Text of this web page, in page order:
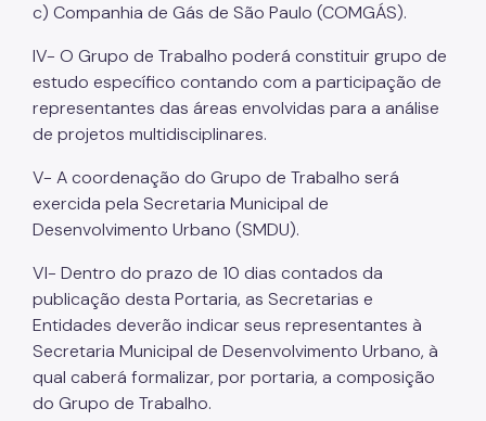
c) Companhia de Gás de São Paulo (COMGÁS).
IV- O Grupo de Trabalho poderá constituir grupo de
estudo específico contando com a participação de
representantes das áreas envolvidas para a análise
de projetos multidisciplinares.
V- A coordenação do Grupo de Trabalho será
exercida pela Secretaria Municipal de
Desenvolvimento Urbano (SMDU).
VI- Dentro do prazo de 10 dias contados da
publicação desta Portaria, as Secretarias e
Entidades deverão indicar seus representantes à
Secretaria Municipal de Desenvolvimento Urbano, à
qual caberá formalizar, por portaria, a composição
do Grupo de Trabalho.